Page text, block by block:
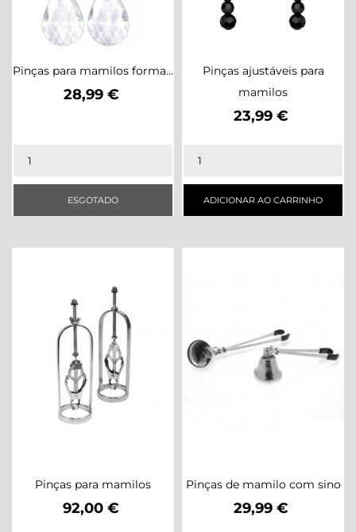
Pinças para mamilos forma...
Preço
28,99 €
ESGOTADO
Pinças ajustáveis para
mamilos
Preço
23,99 €
ADICIONAR AO CARRINHO
Pinças para mamilos
Preço
92,00 €
Pinças de mamilo com sino
Preço
29,99 €